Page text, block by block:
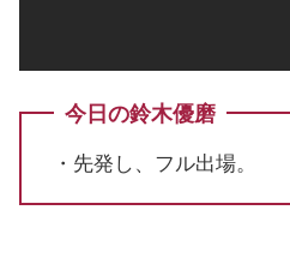
今日の鈴木優磨
・先発し、フル出場。